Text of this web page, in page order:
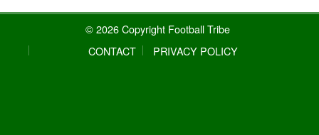
© 2026 Copyright Football Tribe
CONTACT
PRIVACY POLICY